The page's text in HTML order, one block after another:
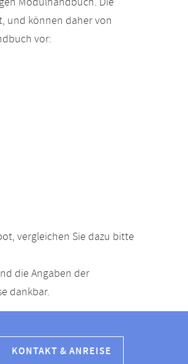
und können daher von
vor:
vergleichen Sie dazu bitte
die Angaben der
dankbar.
KONTAKT & ANREISE